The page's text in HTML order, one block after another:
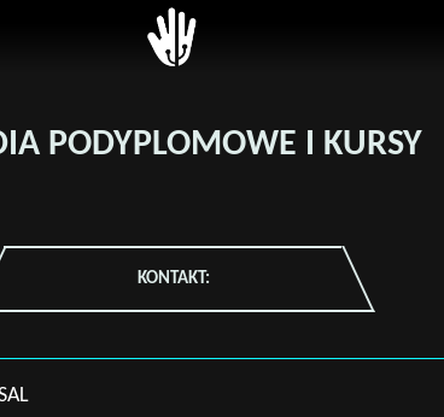
Zaloguj
PODYPLOMOWE I KURSY
KONTAKT: